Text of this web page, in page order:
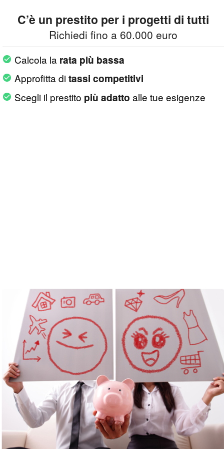
C’è un prestito per i progetti di tutti
Richiedi fino a 60.000 euro
Calcola la rata più bassa
Approfitta ditassi competitivi
Scegli il prestito più adatto alle tue esigenze